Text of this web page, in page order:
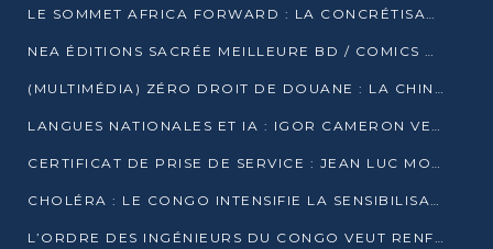
LE SOMMET AFRICA FORWARD : LA CONCRÉTISATION DE PARTENARIATS ÉQUILIBRÉS ET TOURNÉS VERS L’AVENIR ENTRE LE CONTINENT AFRICAIN ET LA FRANCE
NEA ÉDITIONS SACRÉE MEILLEURE BD / COMICS D’AFRIQUE AU KENYA
(MULTIMÉDIA) ZÉRO DROIT DE DOUANE : LA CHINE ET L’AFRIQUE VERS UNE PROXIMITÉ SANS PRÉCÉDENT (PAPIER GÉNÉRAL)
LANGUES NATIONALES ET IA : IGOR CAMERON VEUT ARRIMER LA STRATÉGIE IA À LA LOI SUR LA RECHERCHE
CERTIFICAT DE PRISE DE SERVICE : JEAN LUC MOUTHOU DÉMENT UNE « FAKE NEWS »
CHOLÉRA : LE CONGO INTENSIFIE LA SENSIBILISATION AU MARCHÉ DE TALANGAÏ
L’ORDRE DES INGÉNIEURS DU CONGO VEUT RENFORCER L’ÉTHIQUE ET LA CRÉDIBILITÉ DE LA PROFESSION